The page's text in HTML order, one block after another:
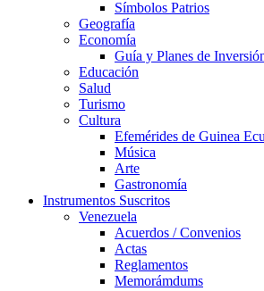
Símbolos Patrios
Geografía
Economía
Guía y Planes de
Educación
Salud
Turismo
Cultura
Efemérides de Guinea
Música
Arte
Gastronomía
Instrumentos Suscritos
Venezuela
Acuerdos / Convenios
Actas
Reglamentos
Memorámdums